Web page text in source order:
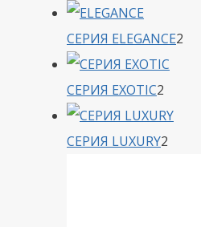
СЕРИЯ ELEGANCE2
СЕРИЯ EXOTIC2
товара
СЕРИЯ LUXURY2